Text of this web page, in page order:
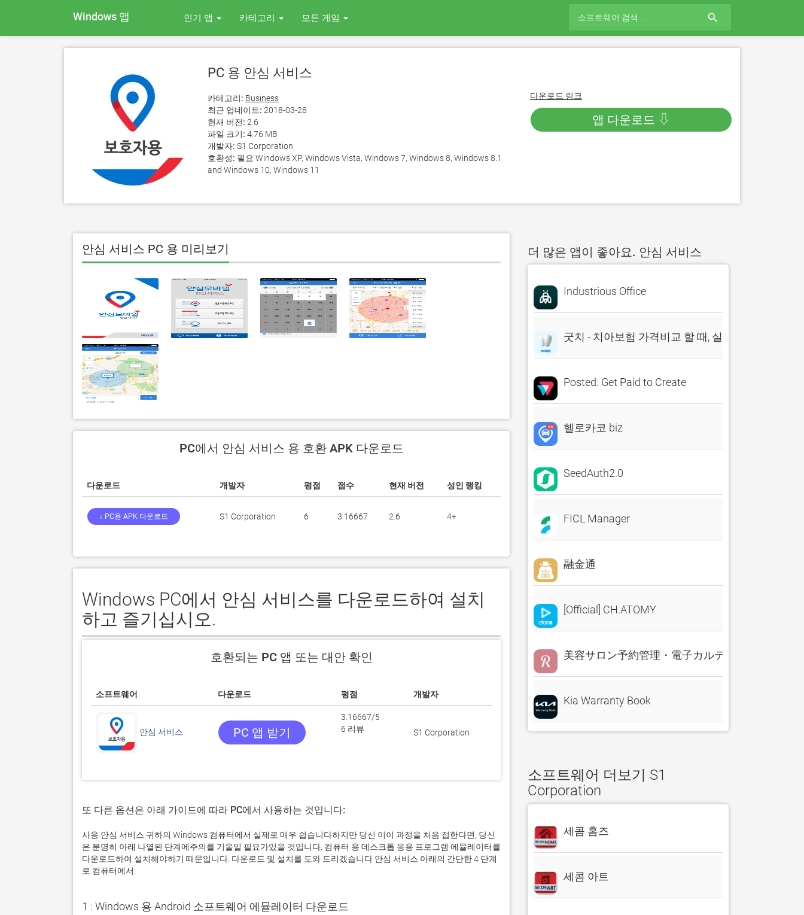
Windows 앱 인기 앱 카테고리 모든 게임 search
PC 용 안심 서비스
카테고리: Business
최근 업데이트: 2018-03-28
현재 버전: 2.6
파일 크기: 4.76 MB
개발자: S1 Corporation
호환성: 필요 Windows XP, Windows Vista, Windows 7, Windows 8, Windows 8.1
and Windows 10, Windows 11
다운로드 링크
앱 다운로드 ⇩
안심 서비스 PC 용 미리보기
PC에서 안심 서비스 용 호환 APK 다운로드
다운로드 개발자 평점 점수 현재 버전 성인 랭킹
↓ PC용 APK 다운로드 S1 Corporation 6 3.16667 2.6 4+
Windows PC에서 안심 서비스를 다운로드하여 설치
하고 즐기십시오.
호환되는 PC 앱 또는 대안 확인
소프트웨어 다운로드 평점 개발자
안심 서비스 PC 앱 받기
3.16667/5
6 리뷰
S1 Corporation
또 다른 옵션은 아래 가이드에 따라 PC에서 사용하는 것입니다:
사용 안심 서비스 귀하의 Windows 컴퓨터에서 실제로 매우 쉽습니다하지만 당신 이이 과정을 처음 접한다면, 당신
은 분명히 아래 나열된 단계에주의를 기울일 필요가있을 것입니다. 컴퓨터 용 데스크톱 응용 프로그램 에뮬레이터를
다운로드하여 설치해야하기 때문입니다. 다운로드 및 설치를 도와 드리겠습니다 안심 서비스 아래의 간단한 4 단계
로 컴퓨터에서:
1 : Windows 용 Android 소프트웨어 에뮬레이터 다운로드
더 많은 앱이 좋아요. 안심 서비스
Industrious Office
굿치 - 치아보험 가격비교 할 때, 실시간 비교견적 앱
Posted: Get Paid to Create
헬로카코 biz
SeedAuth2.0
FICL Manager
融金通
[Official] CH.ATOMY
美容サロン予約管理・電子カルテ・売上分析
Kia Warranty Book
소프트웨어 더보기 S1
Corporation
세콤 홈즈
세콤 아트